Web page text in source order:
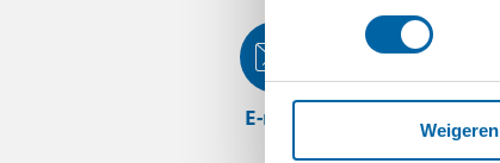
Weigeren
E-mail